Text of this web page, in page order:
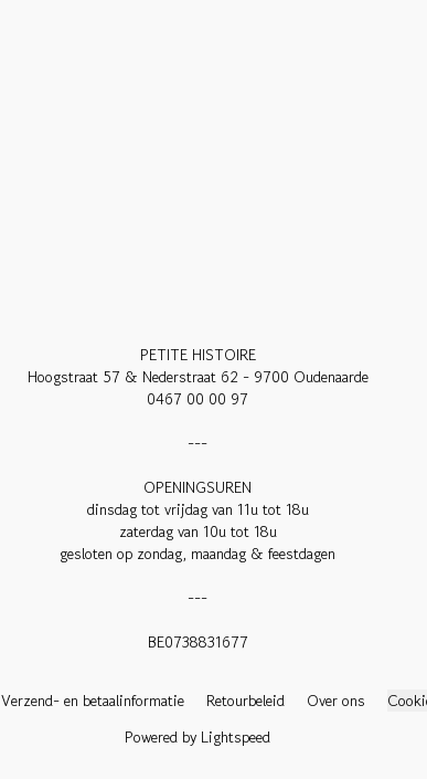
PETITE HISTOIRE
Hoogstraat 57 & Nederstraat 62 - 9700 Oudenaarde
0467 00 00 97
---
OPENINGSUREN
dinsdag tot vrijdag van 11u tot 18u
zaterdag van 10u tot 18u
gesloten op zondag, maandag & feestdagen
---
BE0738831677
Verzend- en betaalinformatie Retourbeleid Over ons
Powered by Lightspeed